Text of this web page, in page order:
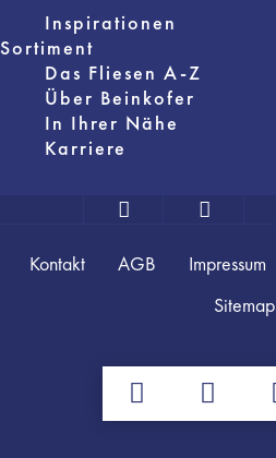
Inspirationen
Sortiment
Das Fliesen A-Z
Über Beinkofer
In Ihrer Nähe
Karriere
Kontakt AGB Impressum
Sitemap